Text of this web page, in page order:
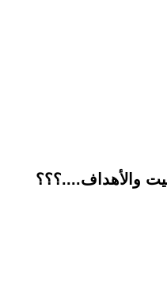
والأهداف....؟؟؟